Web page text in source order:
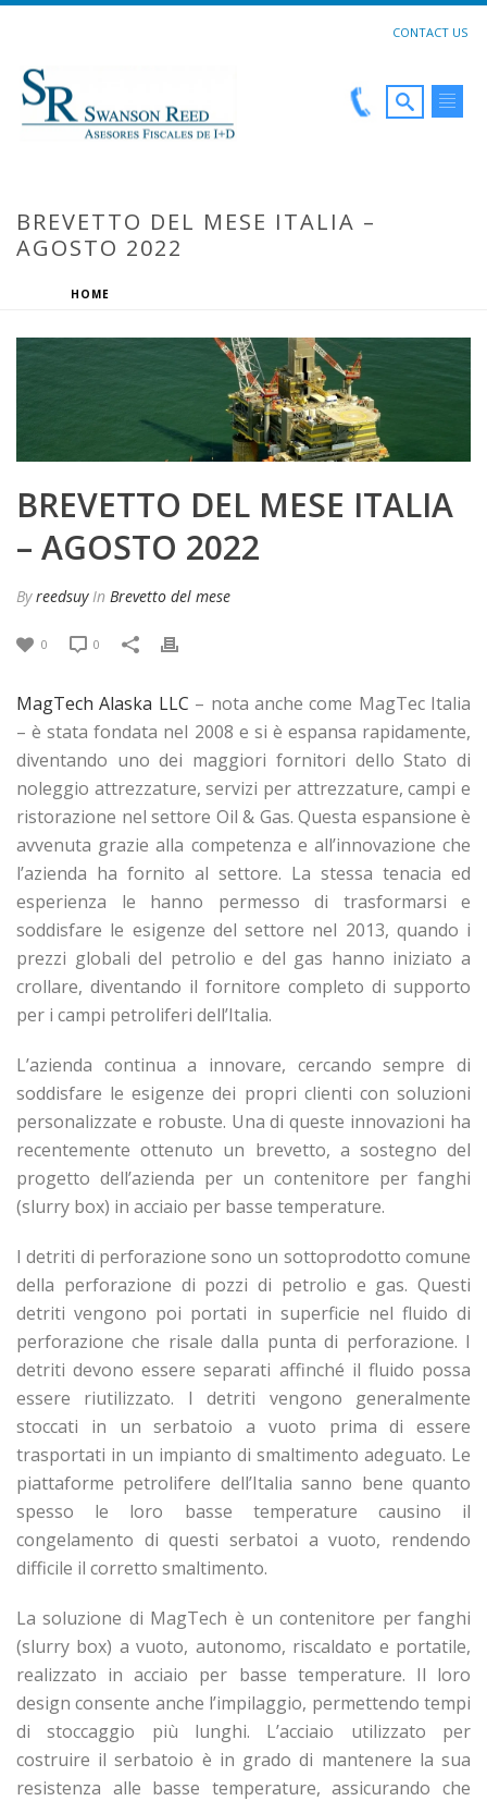
CONTACT US
BREVETTO DEL MESE ITALIA –
AGOSTO 2022
HOME
BREVETTO DEL MESE ITALIA
– AGOSTO 2022
Byreedsuy In Brevetto del mese
0 0
MagTech Alaska LLC – nota anche come MagTec Italia
– è stata fondata nel 2008 e si è espansa rapidamente,
diventando uno dei maggiori fornitori dello Stato di
noleggio attrezzature, servizi per attrezzature, campi e
ristorazione nel settore Oil & Gas. Questa espansione è
avvenuta grazie alla competenza e all’innovazione che
l’azienda ha fornito al settore. La stessa tenacia ed
esperienza le hanno permesso di trasformarsi e
soddisfare le esigenze del settore nel 2013, quando i
prezzi globali del petrolio e del gas hanno iniziato a
crollare, diventando il fornitore completo di supporto
per i campi petroliferi dell’Italia.
L’azienda continua a innovare, cercando sempre di
soddisfare le esigenze dei propri clienti con soluzioni
personalizzate e robuste. Una di queste innovazioni ha
recentemente ottenuto un brevetto, a sostegno del
progetto dell’azienda per un contenitore per fanghi
(slurry box) in acciaio per basse temperature.
I detriti di perforazione sono un sottoprodotto comune
della perforazione di pozzi di petrolio e gas. Questi
detriti vengono poi portati in superficie nel fluido di
perforazione che risale dalla punta di perforazione. I
detriti devono essere separati affinché il fluido possa
essere riutilizzato. I detriti vengono generalmente
stoccati in un serbatoio a vuoto prima di essere
trasportati in un impianto di smaltimento adeguato. Le
piattaforme petrolifere dell’Italia sanno bene quanto
spesso le loro basse temperature causino il
congelamento di questi serbatoi a vuoto, rendendo
difficile il corretto smaltimento.
La soluzione di MagTech è un contenitore per fanghi
(slurry box) a vuoto, autonomo, riscaldato e portatile,
realizzato in acciaio per basse temperature. Il loro
design consente anche l’impilaggio, permettendo tempi
di stoccaggio più lunghi. L’acciaio utilizzato per
costruire il serbatoio è in grado di mantenere la sua
resistenza alle basse temperature, assicurando che